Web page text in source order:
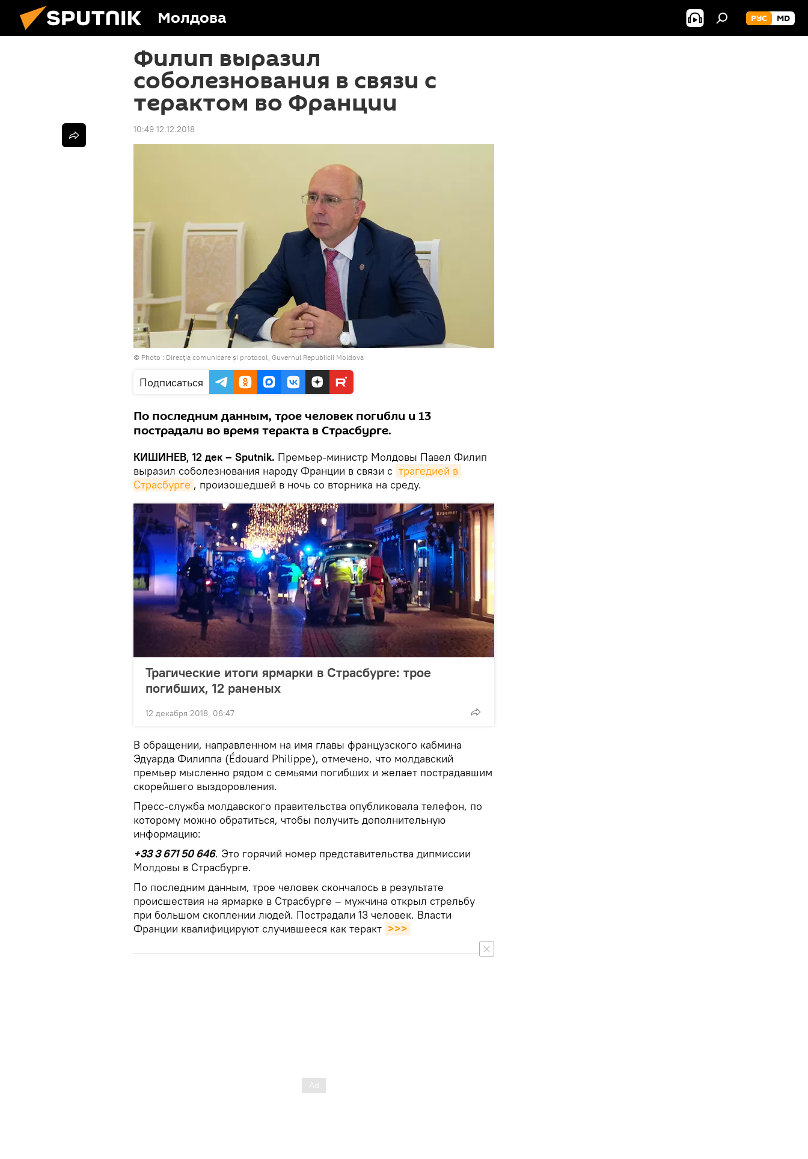
Молдова РУС MD
Филип выразил
соболезнования в связи с
терактом во Франции
10:49 12.12.2018
© Photo : Direcţia comunicare și protocol, Guvernul Republicii Moldova
Подписаться
По последним данным, трое человек погибли и 13
пострадали во время теракта в Страсбурге.
КИШИНЕВ, 12 дек – Sputnik. Премьер-министр Молдовы Павел Филип
выразил соболезнования народу Франции в связи с трагедией в
Страсбурге , произошедшей в ночь со вторника на среду.
Трагические итоги ярмарки в Страсбурге: трое
погибших, 12 раненых
12 декабря 2018, 06:47
В обращении, направленном на имя главы французского кабмина
Эдуарда Филиппа (Édouard Philippe), отмечено, что молдавский
премьер мысленно рядом с семьями погибших и желает пострадавшим
скорейшего выздоровления.
Пресс-служба молдавского правительства опубликовала телефон, по
которому можно обратиться, чтобы получить дополнительную
информацию:
+33 3 671 50 646. Это горячий номер представительства дипмиссии
Молдовы в Страсбурге.
По последним данным, трое человек скончалось в результате
происшествия на ярмарке в Страсбурге – мужчина открыл стрельбу
при большом скоплении людей. Пострадали 13 человек. Власти
Франции квалифицируют случившееся как теракт >>>